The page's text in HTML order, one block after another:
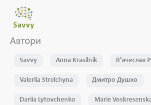
Автори
Savvy Anna Krasilnik Вʼячеслав
Valeriia Strelchyna Дмитро Душко
Dariia Lytovchenko Marie